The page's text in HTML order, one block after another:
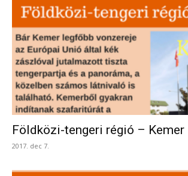
Földközi-tengeri régió – Kemer
2017. dec 7.